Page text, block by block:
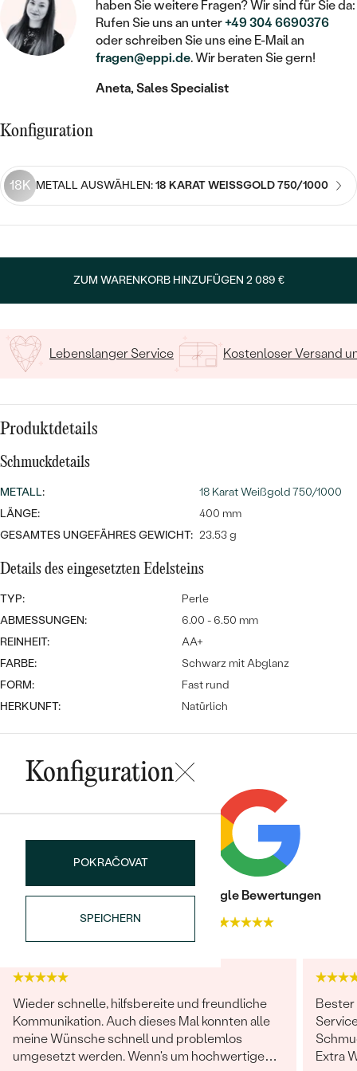
MIT FÜLLUNG
IM SET
GÜNSTIG
LUXURIÖSE
Meistverkaufte
Eheringe
ANSCHAUEN
LAB GROWN DIAMANTEN ZUM
EINFASSEN
FARBIGE DIAMANTEN ZUM EINFASSEN
NACH EDELSTEIN
MIT DIAMANT
MIT LAB GROWN DIAMANT
MIT FARBIGEN DIAMANTEN
MIT SALT AND PEPPER DIAMANTEN
PLATIN
SILBER
Wave Kollektion
ANSEHEN
SCHMUCK FÜR KINDER
BROSCHEN
GOLD
SILBER
DIAMANTSCHMUCK
SCHMUCK MIT LAB GROWN
PERLENSCHMUCK
NACH STYL
PERSONALISIERT
MINIMALISTISCH
NACH ANLASS
NACH DER FORM
DIAMANTEN
KINDER
PIERCINGS
MIT DIAMANT
MIT EDELSTEIN
PERLENOHRRINGE
NACH PREIS
LUXURIÖSE
Meistverkaufte
Ohrrinnge
MEDAILLON
MIT TIEREN
NACH EDELSTEIN
MIT DIAMANT
MIT EDELSTEIN
PERLENKETTEN
NACH PREIS
LUXURIÖSE
Personalisierte
Halsketten
SIEGELRINGE
PERSONALISIERT
NACH EDELSTEIN
MIT DIAMANT
MIT EDELSTEIN
LUXURIÖSE
Meistverkaufte
Ringe
haben Sie weitere Fragen? Wir sind für Sie da:
Rufen Sie uns an unter+49 304 6690376
oder schreiben Sie uns eine E-Mail an
fragen@eppi.de. Wir beraten Sie gern!
Aneta, Sales Specialist
Konfiguration
18K METALL AUSWÄHLEN:18 KARAT WEISSGOLD 750/1000
ZUM WARENKORB HINZUFÜGEN 2 089 €
Lebenslanger Service Kostenloser Versand
Produktdetails
Schmuckdetails
METALL:
18 Karat Weißgold 750/1000
LÄNGE:
400 mm
GESAMTES UNGEFÄHRES GEWICHT: 23.53 g
Details des eingesetzten Edelsteins
TYP:
Perle
ABMESSUNGEN:
6.00 - 6.50 mm
REINHEIT:
AA+
FARBE:
Schwarz mit Abglanz
FORM:
Fast rund
HERKUNFT:
Natürlich
Konfiguration
POKRAČOVAT
SPEICHERN
Trusted shop BewertungenGoogle Bewertungen
Wieder schnelle, hilfsbereite und freundliche
Kommunikation. Auch dieses Mal konnten alle
meine Wünsche schnell und problemlos
umgesetzt werden. Wenn's um hochwertigen,
Bester
Extra